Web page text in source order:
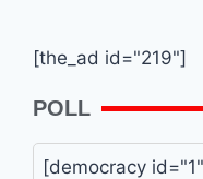
[the_ad id="219"]
POLL
[democracy